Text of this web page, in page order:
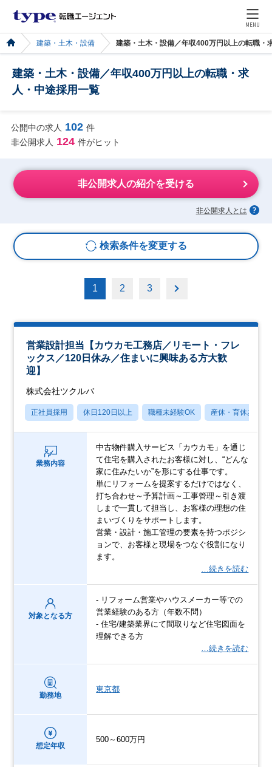
MENU
建築・土木・設備 建築・土木・設備／年収400万円以上の転職・
建築・土木・設備／年収400万円以上の転職・求
人・中途採用一覧
公開中の求人 102 件
非公開求人 124 件がヒット
非公開求人の紹介を受ける
非公開求人とは
検索条件を変更する
1 2 3
営業設計担当【カウカモ工務店／リモート・フレ
ックス／120日休み／住まいに興味ある方大歓
迎】
株式会社ツクルバ
正社員採用 休日120日以上 職種未経験OK 産休・育休あり
業務内容
中古物件購入サービス「カウカモ」を通じ
て住宅を購入されたお客様に対し、“どんな
家に住みたいか”を形にする仕事です。
単にリフォームを提案するだけではなく、
打ち合わせ～予算計画～工事管理～引き渡
しまで一貫して担当し、お客様の理想の住
まいづくりをサポートします。
営業・設計・施工管理の要素を持つポジシ
ョンで、お客様と現場をつなぐ役割になり
ます。
…続きを読む
対象となる方
- リフォーム営業やハウスメーカー等での
営業経験のある方（年数不問）
- 住宅/建築業界にて間取りなど住宅図面を
理解できる方
…続きを読む
勤務地
東京都
想定年収
500～600万円